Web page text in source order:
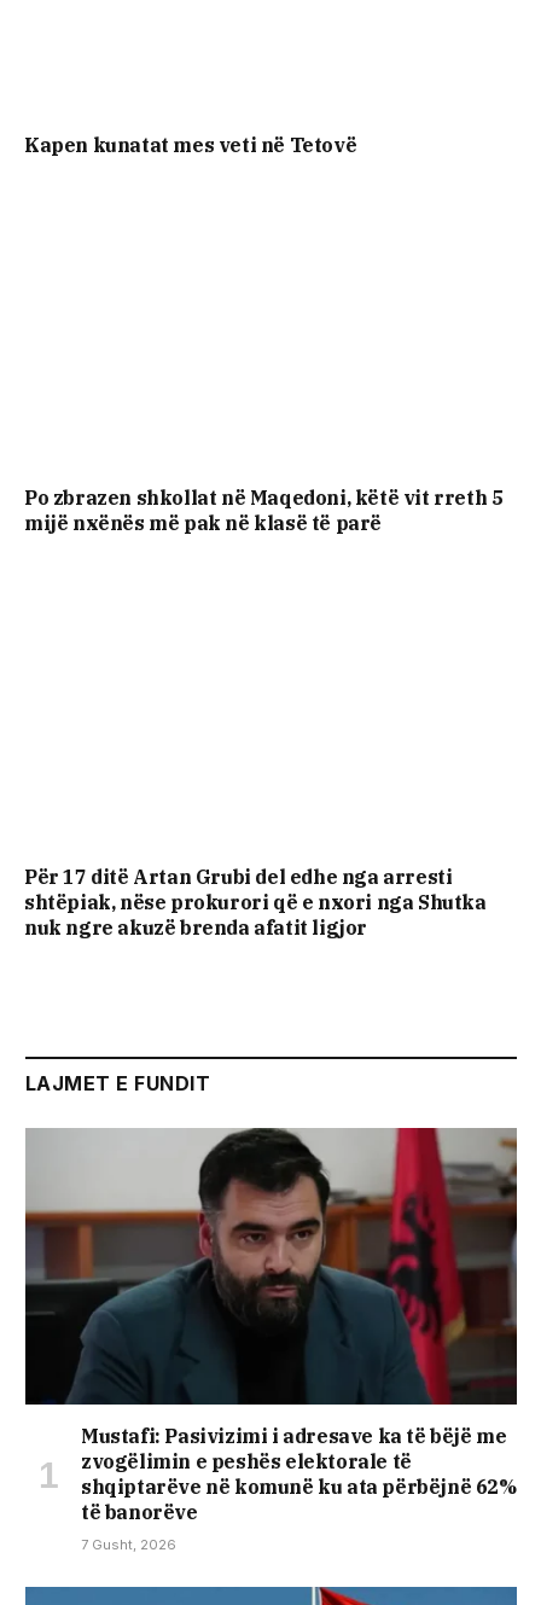
Kapen kunatat mes veti në Tetovë
Po zbrazen shkollat në Maqedoni, këtë vit rreth 5
mijë nxënës më pak në klasë të parë
Për 17 ditë Artan Grubi del edhe nga arresti
shtëpiak, nëse prokurori që e nxori nga Shutka
nuk ngre akuzë brenda afatit ligjor
LAJMET E FUNDIT
Mustafi: Pasivizimi i adresave ka të bëjë me
zvogëlimin e peshës elektorale të
shqiptarëve në komunë ku ata përbëjnë 62%
të banorëve
7 Gusht, 2026